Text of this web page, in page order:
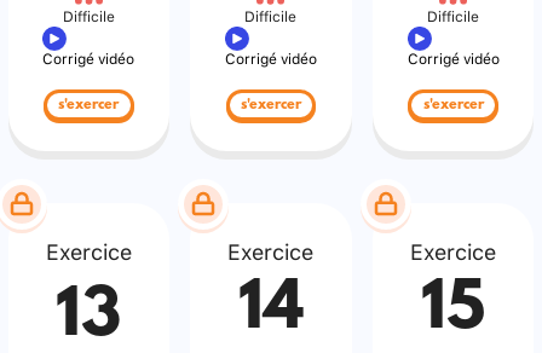
Difficile
Corrigé vidéo
s'exercer
Difficile
Corrigé vidéo
s'exercer
Difficile
Corrigé vidéo
s'exercer
Exercice
13
Exercice
14
Exercice
15